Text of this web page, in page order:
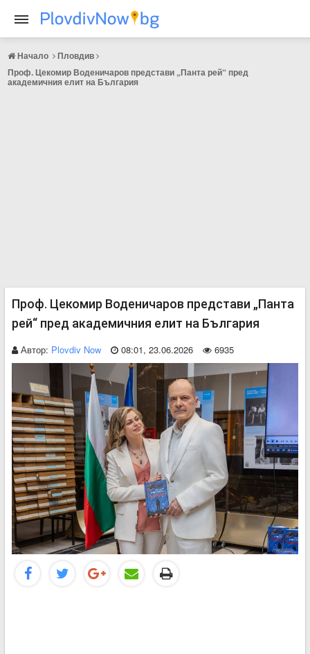
Начало
Пловдив
Проф. Цекомир Воденичаров представи „Панта рей“ пред
академичния елит на България
Проф. Цекомир Воденичаров представи „Панта
рей“ пред академичния елит на България
Автор: Plovdiv Now 08:01, 23.06.2026 6935